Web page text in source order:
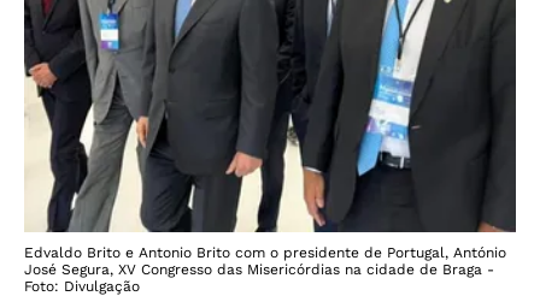
Edvaldo Brito e Antonio Brito com o presidente de Portugal, António
José Segura, XV Congresso das Misericórdias na cidade de Braga -
Foto: Divulgação